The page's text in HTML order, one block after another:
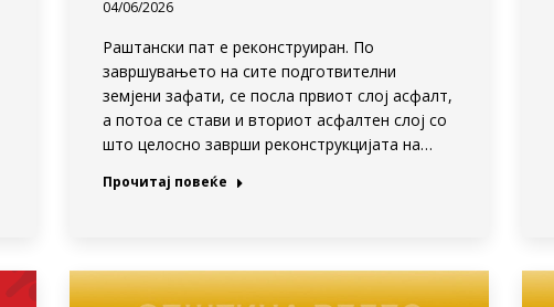
04/06/2026
Раштански пат е реконструиран. По
завршувањето на сите подготвителни
земјени зафати, се посла првиот слој асфалт,
а потоа се стави и вториот асфалтен слој со
што целосно заврши реконструкцијата на…
Прочитај повеќе